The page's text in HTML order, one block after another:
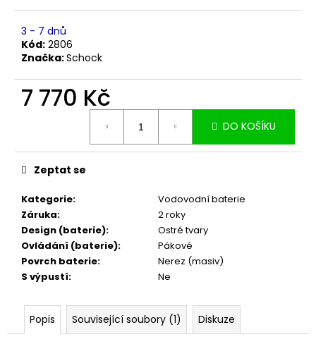
3 - 7 dnů
Kód: 2806
Značka:Schock
7 770 Kč
DO KOŠÍKU
Kategorie:
Vodovodní baterie
Záruka:
2 roky
Design (baterie):
Ostré tvary
Ovládání (baterie):
Pákové
Povrch baterie:
Nerez (masiv)
S výpustí: Ne
Zeptat se
Popis Související soubory (1) Diskuze
D
o
p
o
u
e
m